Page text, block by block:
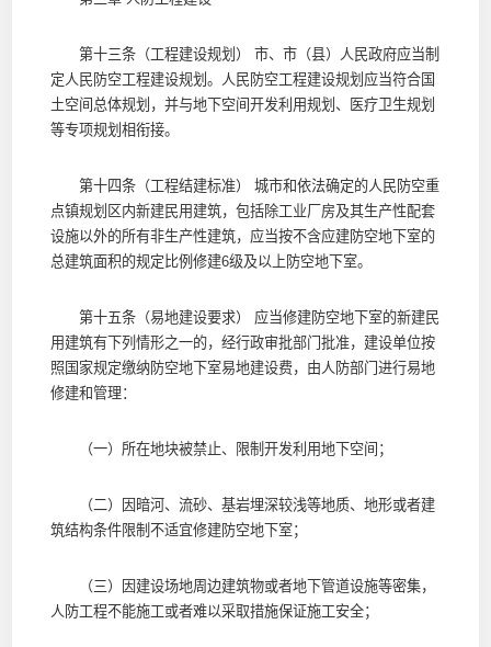
第十三条（工程建设规划） 市、市（县）人民政府应当制
定人民防空工程建设规划。人民防空工程建设规划应当符合国
土空间总体规划，并与地下空间开发利用规划、医疗卫生规划
等专项规划相衔接。
第十四条（工程结建标准） 城市和依法确定的人民防空重
点镇规划区内新建民用建筑，包括除工业厂房及其生产性配套
设施以外的所有非生产性建筑，应当按不含应建防空地下室的
总建筑面积的规定比例修建6级及以上防空地下室。
第十五条（易地建设要求） 应当修建防空地下室的新建民
用建筑有下列情形之一的，经行政审批部门批准，建设单位按
照国家规定缴纳防空地下室易地建设费，由人防部门进行易地
修建和管理：
（一）所在地块被禁止、限制开发利用地下空间；
（二）因暗河、流砂、基岩埋深较浅等地质、地形或者建
筑结构条件限制不适宜修建防空地下室；
（三）因建设场地周边建筑物或者地下管道设施等密集，
人防工程不能施工或者难以采取措施保证施工安全；